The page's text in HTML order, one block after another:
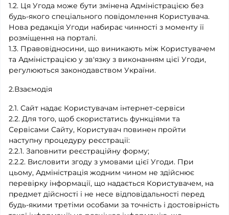
1.2. Ця Угода може бути змінена Адміністрацією без
будь-якого спеціального повідомлення Користувача.
Нова редакція Угоди набирає чинності з моменту її
розміщення на порталі.
1.3. Правовідносини, що виникають між Користувачем
та Адміністрацією у зв'язку з виконанням цієї Угоди,
регулюються законодавством України.
2.Взаємодія
2.1. Сайт надає Користувачам інтернет-сервіси
2.2. Для того, щоб скористатись функціями та
Сервісами Сайту, Користувач повинен пройти
наступну процедуру реєстрації:
2.2.1. Заповнити реєстраційну форму;
2.2.2. Висловити згоду з умовами цієї Угоди. При
цьому, Адміністрація жодним чином не здійснює
перевірку інформації, що надається Користувачем, на
предмет дійсності і не несе відповідальності перед
будь-якими третіми особами за точність і достовірність